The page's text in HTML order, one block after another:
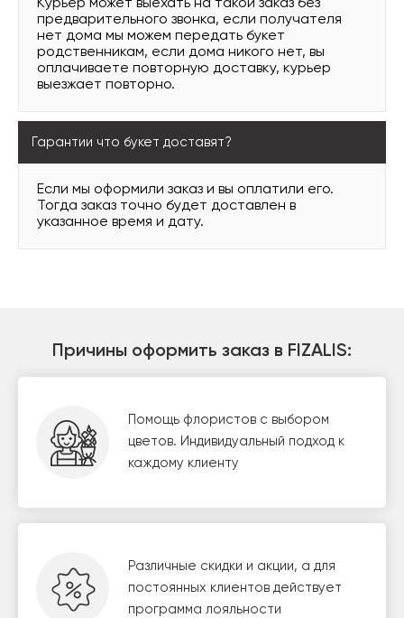
Курьер может выехать на такой заказ без
предварительного звонка, если получателя
нет дома мы можем передать букет
родственникам, если дома никого нет, вы
оплачиваете повторную доставку, курьер
выезжает повторно.
Гарантии что букет доставят?
Если мы оформили заказ и вы оплатили его.
Тогда заказ точно будет доставлен в
указанное время и дату.
Причины оформить заказ в FIZALIS:
Помощь флористов с выбором
цветов. Индивидуальный подход к
каждому клиенту
Различные скидки и акции, а для
постоянных клиентов действует
программа лояльности